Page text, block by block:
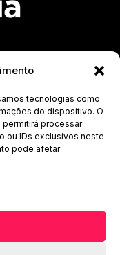
tecnologias como
do dispositivo. O
processar
ou IDs exclusivos neste
pode afetar